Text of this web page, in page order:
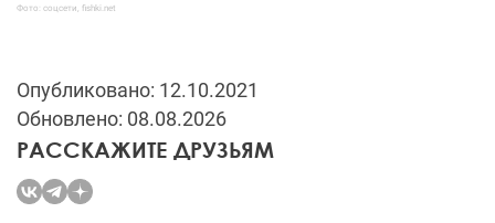
Фото: соцсети, fishki.net
Опубликовано: 12.10.2021
Обновлено: 08.08.2026
РАССКАЖИТЕ ДРУЗЬЯМ